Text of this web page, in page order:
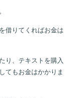
借りてくればお金は
り、テキストを購入
てもお金はかかりま